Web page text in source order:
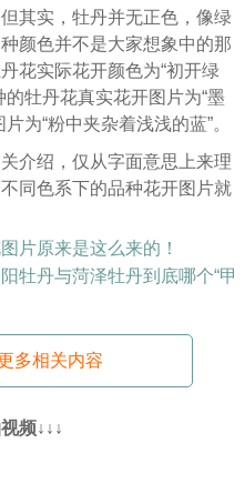
其实，牡丹并无正色，像绿
颜色并不是大家想象中的那
花实际花开颜色为“初开绿
牡丹花真实花开图片为“墨
为“粉中夹杂着浅浅的蓝”。
介绍，仅从字面意思上来理
同色系下的品种花开图片就
片原来是这么来的！
牡丹与菏泽牡丹到底哪个“甲
多相关内容
频↓↓↓